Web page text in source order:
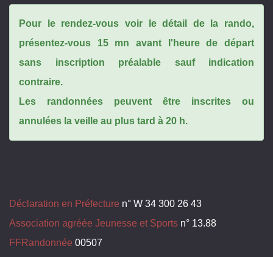
Pour le rendez-vous voir le détail de la rando,
présentez-vous 15 mn avant l'heure de départ
sans inscription préalable sauf indication
contraire.
Les randonnées peuvent être inscrites ou
annulées la veille au plus tard à 20 h.
Déclaration en Préfecture n° W 34 300 26 43
Association agréée Jeunesse et Sports n° 13.88
FFRandonnée 00507